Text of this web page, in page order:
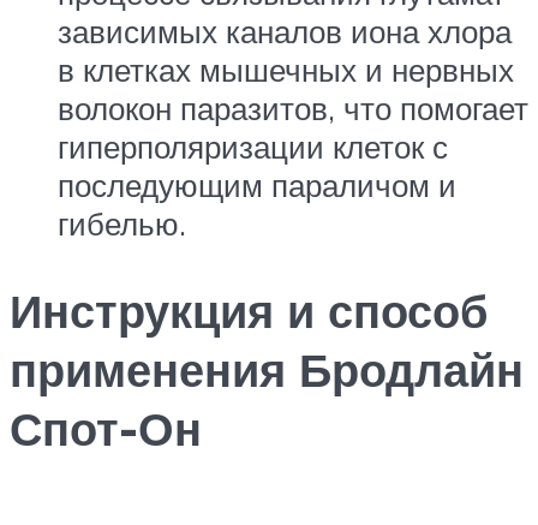
зависимых каналов иона хлора
в клетках мышечных и нервных
волокон паразитов, что помогает
гиперполяризации клеток с
последующим параличом и
гибелью.
Инструкция и способ
применения Бродлайн
Спот-Он